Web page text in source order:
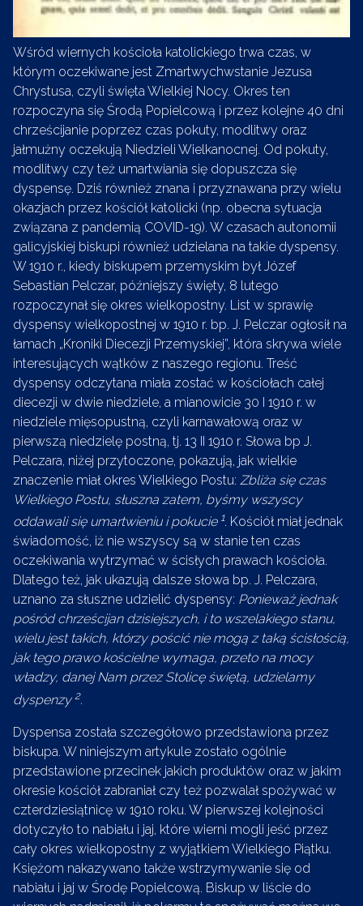
Wśród wiernych kościoła katolickiego trwa czas, w
którym oczekiwane jest Zmartwychwstanie Jezusa
Chrystusa, czyli święta Wielkiej Nocy. Okres ten
rozpoczyna się Środą Popielcową i przez kolejne 40 dni
chrześcijanie poprzez czas pokuty, modlitwy oraz
jałmużny oczekują Niedzieli Wielkanocnej. Od pokuty,
modlitwy czy też umartwiania się dopuszcza się
dyspensę. Dziś również znana i przyznawana przy wielu
okazjach przez kościół katolicki (np. obecna sytuacja
związana z pandemią COVID-19). W czasach autonomii
galicyjskiej biskupi również udzielana na takie dyspensy.
W 1910 r., kiedy biskupem przemyskim był Józef
Sebastian Pelczar, późniejszy święty, 8 lutego
rozpoczynał się okres wielkopostny. List w sprawię
dyspensy wielkopostnej w 1910 r. bp. J. Pelczar ogłosił na
łamach „Kroniki Diecezji Przemyskiej”, która skrywa wiele
interesujących wątków z naszego regionu. Treść
dyspensy odczytana miała zostać w kościołach całej
diecezji w dwie niedziele, a mianowicie 30 I 1910 r. w
niedziele mięsopustną, czyli karnawałową oraz w
pierwszą niedzielę postną, tj. 13 II 1910 r. Słowa bp J.
Pelczara, niżej przytoczone, pokazują, jak wielkie
znaczenie miał okres Wielkiego Postu: Zbliża się czas
Wielkiego Postu, słuszna zatem, byśmy wszyscy
oddawali się umartwieniu i pokucie 1. Kościół miał jednak
świadomość, iż nie wszyscy są w stanie ten czas
oczekiwania wytrzymać w ścisłych prawach kościoła.
Dlatego też, jak ukazują dalsze słowa bp. J. Pelczara,
uznano za słuszne udzielić dyspensy: Ponieważ jednak
pośród chrześcijan dzisiejszych, i to wszelakiego stanu,
wielu jest takich, którzy pościć nie mogą z taką ścisłością,
jak tego prawo kościelne wymaga, przeto na mocy
władzy, danej Nam przez Stolicę świętą, udzielamy
dyspenzy 2.
Dyspensa została szczegółowo przedstawiona przez
biskupa. W niniejszym artykule zostało ogólnie
przedstawione przecinek jakich produktów oraz w jakim
okresie kościół zabraniał czy też pozwalał spożywać w
czterdziesiątnicę w 1910 roku. W pierwszej kolejności
dotyczyło to nabiału i jaj, które wierni mogli jeść przez
cały okres wielkopostny z wyjątkiem Wielkiego Piątku.
Księżom nakazywano także wstrzymywanie się od
nabiału i jaj w Środę Popielcową. Biskup w liście do